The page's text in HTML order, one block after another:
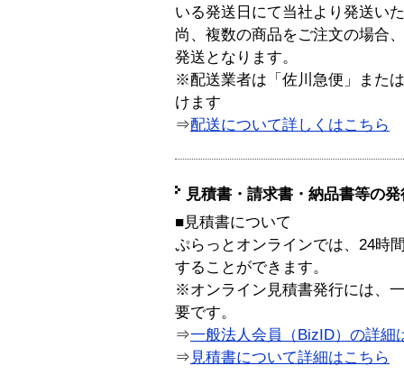
いる発送日にて当社より発送い
尚、複数の商品をご注文の場合
発送となります。
※配送業者は「佐川急便」また
けます
⇒配送について詳しくはこちら
見積書・請求書・納品書等の
■見積書について
ぷらっとオンラインでは、24時
することができます。
※オンライン見積書発行には、
要です。
⇒一般法人会員（BizID）の詳細
⇒ 見積書について詳細はこちら